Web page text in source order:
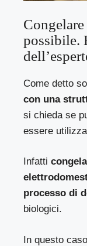
possibile.
Come detto
con una
si chieda se
essere
Infatti
processo di
biologici.
In questo